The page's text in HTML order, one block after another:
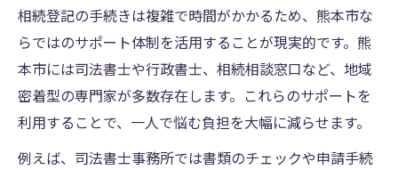
相続登記の手続きは複雑で時間がかかるため、熊本市な
らではのサポート体制を活用することが現実的です。熊
本市には司法書士や行政書士、相続相談窓口など、地域
密着型の専門家が多数存在します。これらのサポートを
利用することで、一人で悩む負担を大幅に減らせます。
例えば、司法書士事務所では書類のチェックや申請手続